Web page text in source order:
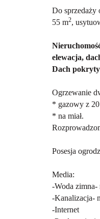
Do sprzedaży
55 m2,
elewacja,
Dach
Ogrzewanie
* gazowy z
* na miał.
Posesja
Media:
-Woda zimna-
-Kanalizacja-
-Internet